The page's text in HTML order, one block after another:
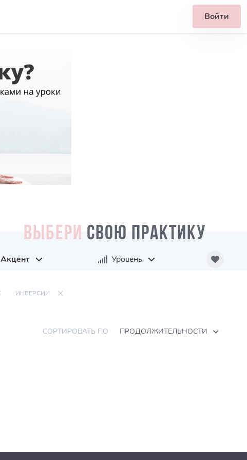
Войти
ВЫБЕРИ СВОЮ ПРАКТИКУ
Акцент Уровень
ИНВЕРСИИ
СОРТИРОВАТЬ ПО ПРОДОЛЖИТЕЛЬНОСТИ